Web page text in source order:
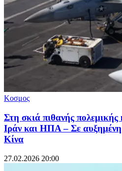
Κοσμος
Στη σκιά πιθανής
Ιράν και ΗΠΑ – Σε
Κίνα
27.02.2026 20:00